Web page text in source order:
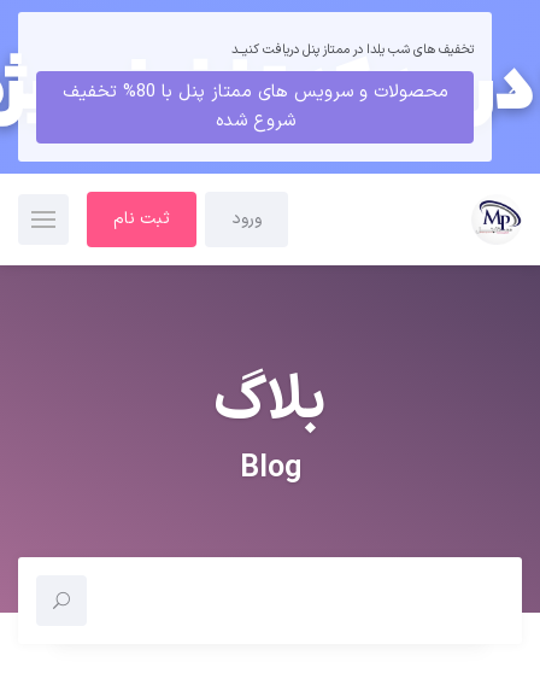
تخفیف های شب یلدا در ممتاز پنل دریافت کنیــد
محصولات و سرویس های ممتاز پنل با 80% تخفیف
شروع شده
ورود ثبت نام
بلاگ
Blog